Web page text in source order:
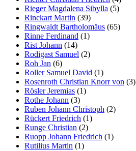
Rieger Magdalena Sibylla (5)
Rinckart Martin (39)
Ringwaldt Bartholomäus (65)
Rinne Ferdinand (1)
Rist Johann (14)
Rodigast Samuel (2)
Roh Jan (6)
Roller Samuel David (1)
Rosenroth Christian Knorr von (3)
Rösler Jeremias (1)
Rothe Johann (3)
Ruben Johann Christoph (2)
Rückert Friedrich (1)
Runge Christian (2)
Ruopp Johann Friedrich (1)
Rutilius Martin (1)